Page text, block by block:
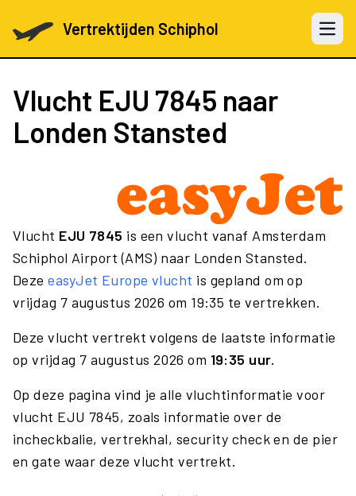
Vertrektijden Schiphol Open
Vlucht EJU 7845 naar
Londen Stansted
Vlucht EJU 7845 is een vlucht vanaf Amsterdam
Schiphol Airport (AMS) naar Londen Stansted.
DezeeasyJet Europe vlucht is gepland om op
vrijdag 7 augustus 2026 om 19:35 te vertrekken.
Deze vlucht vertrekt volgens de laatste informatie
op vrijdag 7 augustus 2026 om 19:35 uur.
Op deze pagina vind je alle vluchtinformatie voor
vlucht EJU 7845, zoals informatie over de
incheckbalie, vertrekhal, security check en de pier
en gate waar deze vlucht vertrekt.